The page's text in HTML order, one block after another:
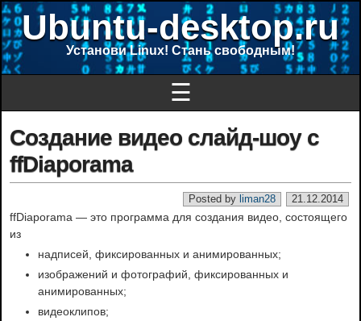
Ubuntu-desktop.ru
Установи Linux! Стань свободным!
☰
Создание видео слайд-шоу с
ffDiaporama
21.12.2014
Posted by liman28
ffDiaporama — это программа для создания видео, состоящего
из
надписей, фиксированных и анимированных;
изображений и фотографий, фиксированных и
анимированных;
видеоклипов;